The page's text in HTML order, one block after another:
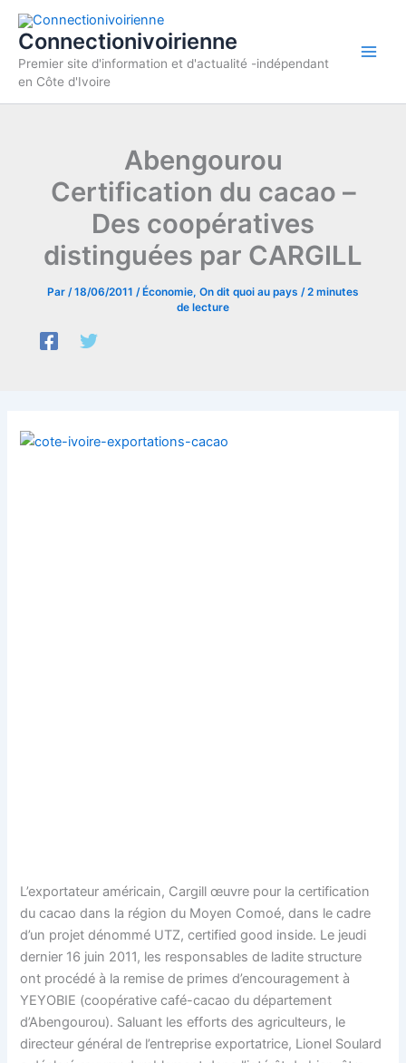
Aller
contenu
Connectionivoirienne
Premier site d'information et d'actualité -indépendant
en Côte d'Ivoire
Abengourou
Certification du cacao –
Des coopératives
distinguées par CARGILL
Par /18/06/2011 / Économie, On dit quoi au pays /2 minutes
de lecture
L’exportateur américain, Cargill œuvre pour la certification
du cacao dans la région du Moyen Comoé, dans le cadre
d’un projet dénommé UTZ, certified good inside. Le jeudi
dernier 16 juin 2011, les responsables de ladite structure
ont procédé à la remise de primes d’encouragement à
YEYOBIE (coopérative café-cacao du département
d’Abengourou). Saluant les efforts des agriculteurs, le
directeur général de l’entreprise exportatrice, Lionel Soulard